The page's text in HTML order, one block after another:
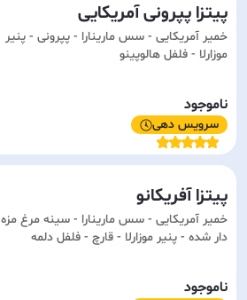
پیتزا پپرونی آمریکایی
خمیر آمریکایی - سس مارینارا - پپرونی - پنیر
موزارلا - فلفل هالوپینو
ناموجود
سرویس دهی
پیتزا آفریکانو
خمیر آمریکایی - سس مارینارا - سینه مرغ مزه
دار شده - پنیر موزارلا - قارچ - فلفل دلمه
ناموجود